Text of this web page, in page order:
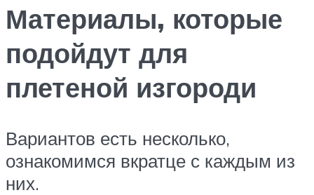
Материалы, которые
подойдут для
плетеной изгороди
Вариантов есть несколько,
ознакомимся вкратце с каждым из
них.